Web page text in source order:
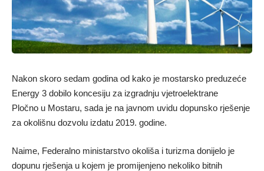
Nakon skoro sedam godina od kako je mostarsko preduzeće
Energy 3 dobilo koncesiju za izgradnju vjetroelektrane
Pločno u Mostaru, sada je na javnom uvidu dopunsko rješenje
za okolišnu dozvolu izdatu 2019. godine.
Naime, Federalno ministarstvo okoliša i turizma donijelo je
dopunu rješenja u kojem je promijenjeno nekoliko bitnih